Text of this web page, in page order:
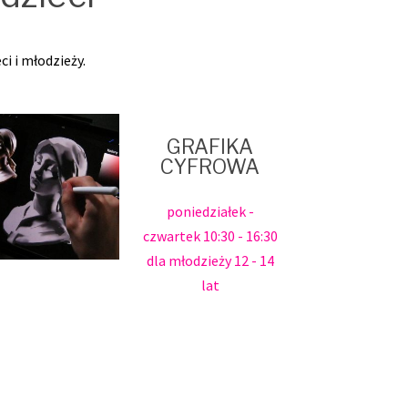
i młodzieży.
GRAFIKA
CYFROWA
poniedziałek -
czwartek 10:30 - 16:30
dla młodzieży 12 - 14
lat